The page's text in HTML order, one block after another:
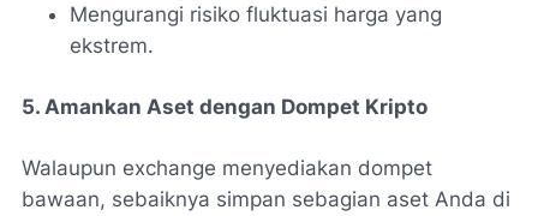
Mengurangi risiko fluktuasi harga yang
ekstrem.
5. Amankan Aset dengan Dompet Kripto
Walaupun exchange menyediakan dompet
bawaan, sebaiknya simpan sebagian aset Anda di